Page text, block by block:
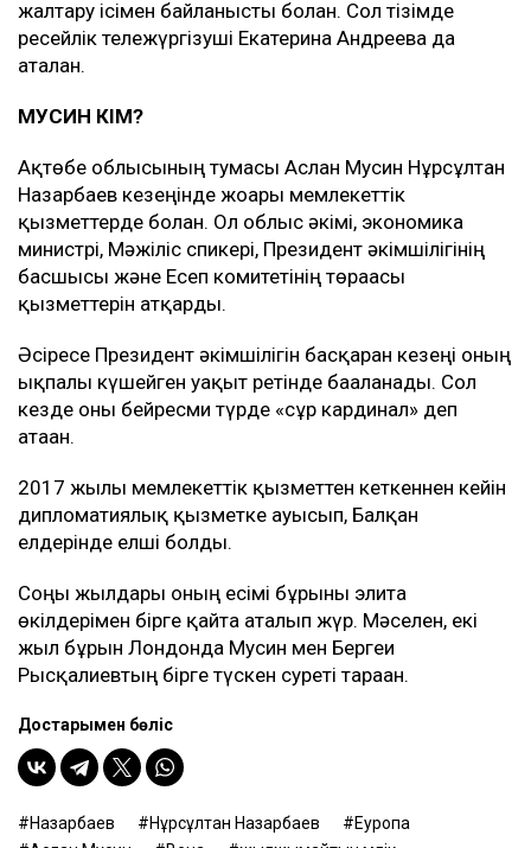
жалтару ісімен байланысты болған. Сол тізімде
ресейлік тележүргізуші Екатерина Андреева да
аталған.
МУСИН КІМ?
Ақтөбе облысының тумасы Аслан Мусин Нұрсұлтан
Назарбаев кезеңінде жоғары мемлекеттік
қызметтерде болған. Ол облыс әкімі, экономика
министрі, Мәжіліс спикері, Президент әкімшілігінің
басшысы және Есеп комитетінің төрағасы
қызметтерін атқарды.
Әсіресе Президент әкімшілігін басқарған кезеңі оның
ықпалы күшейген уақыт ретінде бағаланады. Сол
кезде оны бейресми түрде «сұр кардинал» деп
атаған.
2017 жылы мемлекеттік қызметтен кеткеннен кейін
дипломатиялық қызметке ауысып, Балқан
елдерінде елші болды.
Соңғы жылдары оның есімі бұрынғы элита
өкілдерімен бірге қайта аталып жүр. Мәселен, екі
жыл бұрын Лондонда Мусин мен Бергеи
Рысқалиевтың бірге түскен суреті тараған.
Достарыңмен бөліс
Назарбаев Нұрсұлтан Назарбаев
Еуропа